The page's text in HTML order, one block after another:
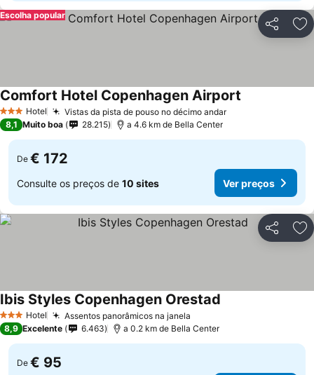
Partilhar
Escolha popular
3 EstrelasHotel Vistas da pista de pouso no décimo andar
Comfort Hotel Copenhagen Airport
8,1 Muito boa 28.215 a 4.6 km de Bella Center
De € 172
Consulte os preços de 10 sites Ver preços
Partilhar
3 EstrelasHotel Assentos panorâmicos na janela
Ibis Styles Copenhagen Orestad
8,9 Excelente 6.463 a 0.2 km de Bella Center
De € 95